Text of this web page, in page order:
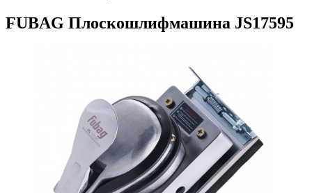
FUBAG Плоскошлифмашина JS17595